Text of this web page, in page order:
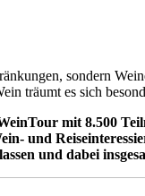
sondern
träumt es sich
mit 8.500
und
und dabei